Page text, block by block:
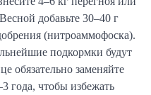
добавьте 30–40 г
(нитроаммофоска).
подкормки будут
обязательно заменяйте
года, чтобы избежать